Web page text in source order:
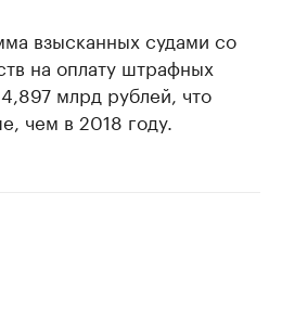
взысканных судами со
на оплату штрафных
млрд рублей, что
чем в 2018 году.